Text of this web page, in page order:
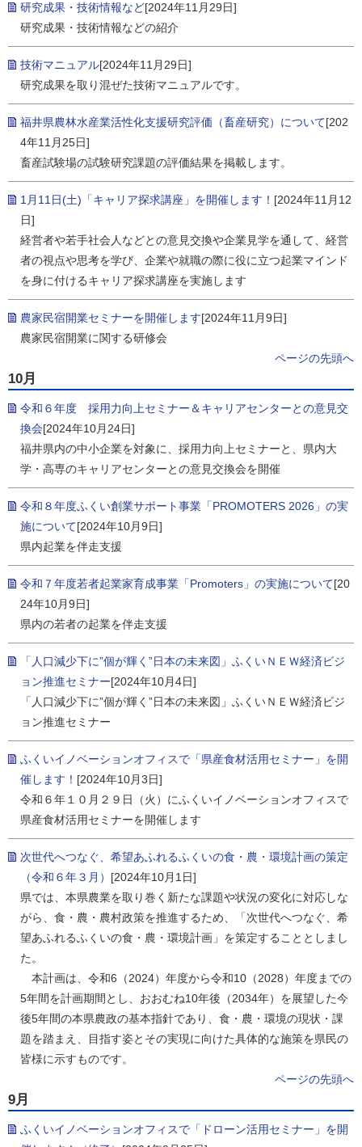
研究成果・技術情報など[2024年11月29日]
研究成果・技術情報などの紹介
技術マニュアル[2024年11月29日]
研究成果を取り混ぜた技術マニュアルです。
福井県農林水産業活性化支援研究評価（畜産研究）について[202
4年11月25日]
畜産試験場の試験研究課題の評価結果を掲載します。
1月11日(土)「キャリア探求講座」を開催します！ [2024年11月12
日]
経営者や若手社会人などとの意見交換や企業見学を通して、経営
者の視点や思考を学び、企業や就職の際に役に立つ起業マインド
を身に付けるキャリア探求講座を実施します
農家民宿開業セミナーを開催します[2024年11月9日]
農家民宿開業に関する研修会
ページの先頭へ
10月
令和６年度 採用力向上セミナー＆キャリアセンターとの意見交
換会[2024年10月24日]
福井県内の中小企業を対象に、採用力向上セミナーと、県内大
学・高専のキャリアセンターとの意見交換会を開催
令和８年度ふくい創業サポート事業「PROMOTERS 2026」の実
施について[2024年10月9日]
県内起業を伴走支援
令和７年度若者起業家育成事業「Promoters」の実施について[20
24年10月9日]
県内の若者の起業を伴走支援
「人口減少下に”個が輝く”日本の未来図」ふくいＮＥＷ経済ビジ
ョン推進セミナー[2024年10月4日]
「人口減少下に”個が輝く”日本の未来図」ふくいＮＥＷ経済ビジ
ョン推進セミナー
ふくいイノベーションオフィスで「県産食材活用セミナー」を開
催します！ [2024年10月3日]
令和６年１０月２９日（火）にふくいイノベーションオフィスで
県産食材活用セミナーを開催します
次世代へつなぐ、希望あふれるふくいの食・農・環境計画の策定
（令和６年３月） [2024年10月1日]
県では、本県農業を取り巻く新たな課題や状況の変化に対応しな
がら、食・農・農村政策を推進するため、「次世代へつなぐ、希
望あふれるふくいの食・農・環境計画」を策定することとしまし
た。
本計画は、令和6（2024）年度から令和10（2028）年度までの
5年間を計画期間とし、おおむね10年後（2034年）を展望した今
後5年間の本県農政の基本指針であり、食・農・環境の現状・課
題を踏まえ、目指す姿とその実現に向けた具体的な施策を県民の
皆様に示すものです。
ページの先頭へ
9月
ふくいイノベーションオフィスで「ドローン活用セミナー」を開